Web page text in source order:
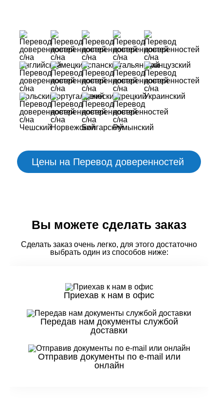
Цены на Перевод доверенностей
Вы можете сделать заказ
Сделать заказ очень легко, для этого достаточно
выбрать один из способов ниже:
Приехав к нам в офис
Передав нам документы службой
доставки
Отправив документы по e-mail или
онлайн